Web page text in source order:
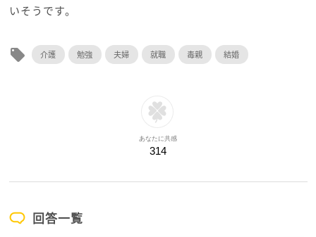
いそうです。
local_offer 介護 勉強 夫婦 就職 毒親 結婚
あなたに共感
314
回答一覧